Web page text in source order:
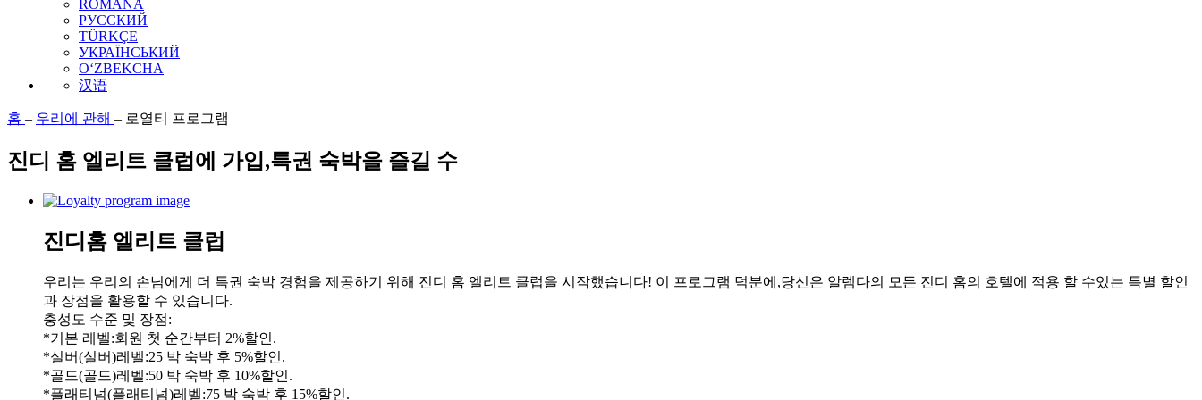
ROMÂNĂ
РУССКИЙ
TÜRKÇE
УКРАЇНСЬКИЙ
O‘ZBEKCHA
汉语
홈 – 우리에 관해 – 로열티 프로그램
진디 홈 엘리트 클럽에 가입,특권 숙박을 즐길 수
진디홈 엘리트 클럽
우리는 우리의 손님에게 더 특권 숙박 경험을 제공하기 위해 진디 홈 엘리트 클럽을 시작했습니다! 이 프로그램 덕분에,당신은 알렘다의 모든 진디 홈의 호텔에 적용 할 수있는 특별 할인
과 장점을 활용할 수 있습니다.
충성도 수준 및 장점:
*기본 레벨:회원 첫 순간부터 2%할인.
*실버(실버)레벨:25 박 숙박 후 5%할인.
*골드(골드)레벨:50 박 숙박 후 10%할인.
*플래티넘(플래티넘)레벨:75 박 숙박 후 15%할인.